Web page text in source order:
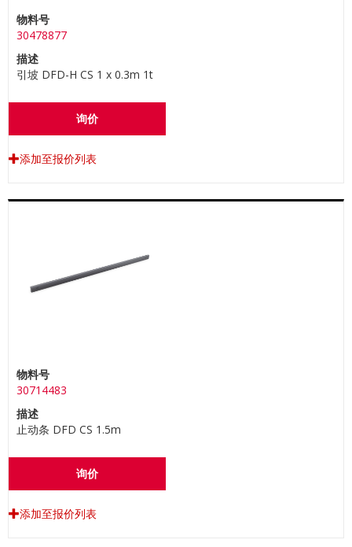
物料号
30478877
描述
引坡 DFD-H CS 1 x 0.3m 1t
询价
添加至报价列表
物料号
30714483
描述
止动条 DFD CS 1.5m
询价
添加至报价列表